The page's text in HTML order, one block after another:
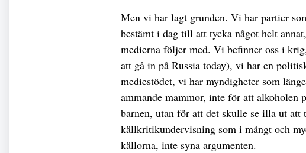
Men vi har lagt grunden. Vi har partier
bestämt i dag till att tycka något helt
medierna följer med. Vi befinner oss i
att gå in på Russia today), vi har en
mediestödet, vi har myndigheter som
ammande mammor, inte för att alkoholen
barnen, utan för att det skulle se illa ut att
källkritikundervisning som i mångt och
källorna, inte syna argumenten.